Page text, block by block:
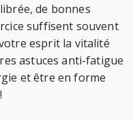
de bonnes
suffisent souvent
esprit la vitalité
astuces anti-fatigue
et être en forme